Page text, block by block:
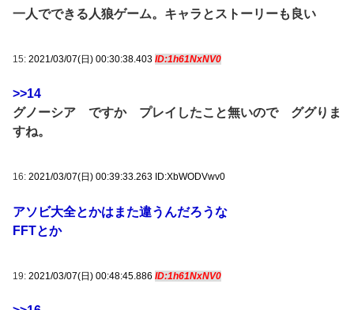
一人でできる人狼ゲーム。キャラとストーリーも良い
15: 2021/03/07(日) 00:30:38.403 ID:1h61NxNV0
>>14
グノーシア ですか プレイしたこと無いので ググりま
すね。
16: 2021/03/07(日) 00:39:33.263 ID:XbWODVwv0
アソビ大全とかはまた違うんだろうな
FFTとか
19: 2021/03/07(日) 00:48:45.886 ID:1h61NxNV0